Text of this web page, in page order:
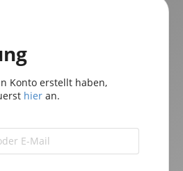
Konto erstellt haben,
hier an.